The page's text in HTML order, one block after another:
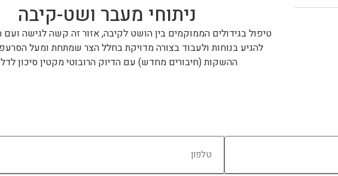
ניתוחי מעבר ושט-קיבה
טיפול בגידולים הממוקמים בין הושט לקיבה, אזור זה קשה לגישה ועם
להגיע בנוחות ולעבוד בצורה מדויקת בחלל הצר שמתחת ומעל
ההשקות (חיבורים מחדש) עם הדיוק הרובוטי מקטין סיכון